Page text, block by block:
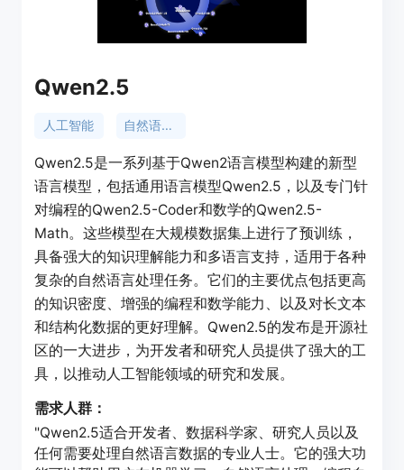
Qwen2.5
人工智能 自然语言处理
Qwen2.5是一系列基于Qwen2语言模型构建的新型
语言模型，包括通用语言模型Qwen2.5，以及专门针
对编程的Qwen2.5-Coder和数学的Qwen2.5-
Math。这些模型在大规模数据集上进行了预训练，
具备强大的知识理解能力和多语言支持，适用于各种
复杂的自然语言处理任务。它们的主要优点包括更高
的知识密度、增强的编程和数学能力、以及对长文本
和结构化数据的更好理解。Qwen2.5的发布是开源社
区的一大进步，为开发者和研究人员提供了强大的工
具，以推动人工智能领域的研究和发展。
需求人群：
"Qwen2.5适合开发者、数据科学家、研究人员以及
任何需要处理自然语言数据的专业人士。它的强大功